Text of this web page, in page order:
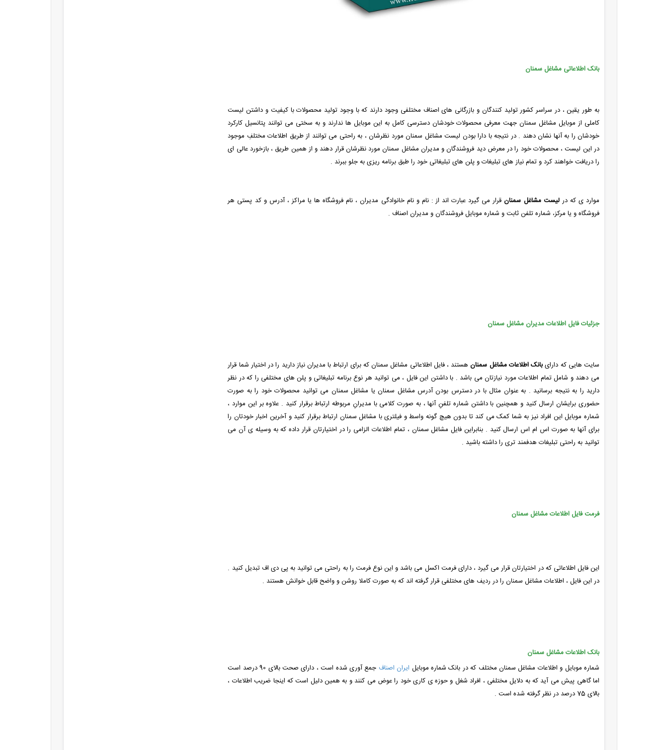
بانک اطلاعاتی مشاغل سمنان
به طور یقین ، در سراسر کشور تولید کنندگان و بازرگانی های اصناف مختلفی وجود دارند که با وجود تولید محصولات با کیفیت و داشتن لیست
کاملی از موبایل مشاغل سمنان جهت معرفی محصولات خودشان دسترسی کامل به این موبایل ها ندارند و به سختی می توانند پتانسیل کارکرد
خودشان را به آنها نشان دهند . در نتیجه با دارا بودن لیست مشاغل سمنان مورد نظرشان ، به راحتی می توانند از طریق اطلاعات مختلفِ موجود
در این لیست ، محصولات خود را در معرض دید فروشندگان و مدیران مشاغل سمنان مورد نظرشان قرار دهند و از همین طریق ، بازخورد عالی ای
را دریافت خواهند کرد و تمام نیاز های تبلیغات و پلن های تبلیغاتی خود را طبق برنامه ریزی به جلو ببرند .
موارد ی که درلیست مشاغل سمنانقرار می گیرد عبارت اند از : نام و نام خانوادگی مدیران ، نام فروشگاه ها یا مراکز ، آدرس و کد پستی هر
فروشگاه و یا مرکز، شماره تلفن ثابت و شماره موبایل فروشندگان و مدیران اصناف .
جزئیات فایل اطلاعات مدیران مشاغل سمنان
سایت هایی که دارایبانک اطلاعات مشاغل سمنان هستند ، فایل اطلاعاتی مشاغل سمنان که برای ارتباط با مدیران نیاز دارید را در اختیار شما قرار
می دهند و شامل تمام اطلاعات مورد نیازتان می باشد . با داشتن این فایل ، می توانید هر نوع برنامه تبلیغاتی و پلن های مختلفی را که در نظر
دارید را به نتیجه برسانید . به عنوان مثال با در دسترس بودن آدرس مشاغل سمنان یا مشاغل سمنان می توانید محصولات خود را به صورت
حضوری برایشان ارسال کنید و همچنین با داشتن شماره تلفنِ آنها ، به صورت کلامی با مدیرانِ مربوطه ارتباط برقرار کنید . علاوه بر این موارد ،
شماره موبایل این افراد نیز به شما کمک می کند تا بدون هیچ گونه واسط و فیلتری با مشاغل سمنان ارتباط برقرار کنید و آخرین اخبار خودتان را
برای آنها به صورت اس ام اس ارسال کنید . بنابراین فایل مشاغل سمنان ، تمام اطلاعات الزامی را در اختیارتان قرار داده که به وسیله ی آن می
توانید به راحتی تبلیغات هدفمند تری را داشته باشید .
فرمت فایل اطلاعات مشاغل سمنان
این فایل اطلاعاتی که در اختیارتان قرار می گیرد ، دارای فرمت اکسل می باشد و این نوع فرمت را به راحتی می توانید به پی دی اف تبدیل کنید .
در این فایل ، اطلاعات مشاغل سمنان را در ردیف های مختلفی قرار گرفته اند که به صورت کاملا روشن و واضح قابل خوانش هستند .
بانک اطلاعات مشاغل سمنان
شماره موبایل و اطلاعات مشاغل سمنان مختلف که در بانک شماره موبایل ایران اصناف
جمع آوری شده است ، دارای صحت بالای 90 درصد است
اما گاهی پیش می آید که به دلایل مختلفی ، افراد شغل و حوزه ی کاری خود را عوض می کنند و به همین دلیل است که اینجا ضریب اطلاعات ،
بالای 75 درصد در نظر گرفته شده است .